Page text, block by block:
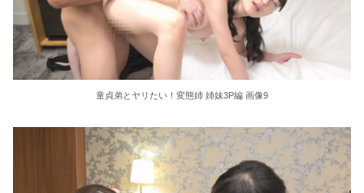
童貞弟とヤリたい！変態姉 姉妹3P編 画像9